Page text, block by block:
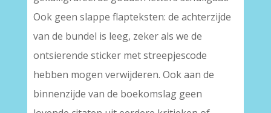
Ook geen slappe flapteksten: de achterzijde
van de bundel is leeg, zeker als we de
ontsierende sticker met streepjescode
hebben mogen verwijderen. Ook aan de
binnenzijde van de boekomslag geen